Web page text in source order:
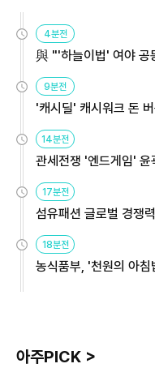
4분전
與 "'하늘이법' 여야 공
9분전
'캐시딜' 캐시워크 돈
14분전
관세전쟁 '엔드게임'
17분전
섬유패션 글로벌 경쟁
18분전
농식품부, '천원의 아
아주PICK >